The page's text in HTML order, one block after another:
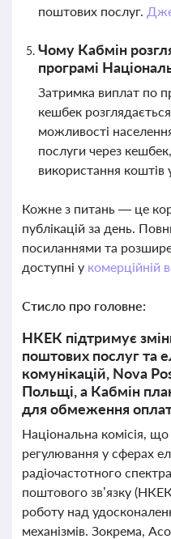
поштових послуг.
Чому Кабмін
програмі
Затримка виплат по
кешбек
можливості
послуги через
використання коштів
Кожне з питань — це
публікацій за день.
посиланнями та
доступні у комерційній
Стисло про головне:
НКЕК підтримує
поштових послуг та
комунікацій, Nova
Польщі, а Кабмін
для обмеження
Національна комісія,
регулювання у сферах
радіочастотного
поштового зв’язку
роботу над
механізмів. Зокрема,